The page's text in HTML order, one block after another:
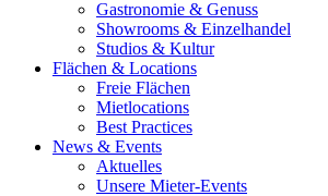
Gastronomie & Genuss
Showrooms & Einzelhandel
Studios & Kultur
Flächen & Locations
Freie Flächen
Mietlocations
Best Practices
News & Events
Aktuelles
Unsere Mieter-Events